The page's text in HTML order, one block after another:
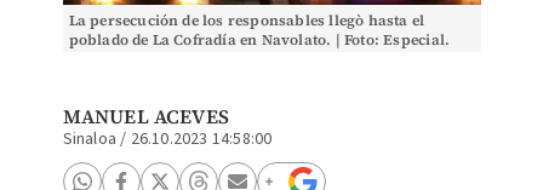
La persecución de los responsables llegò hasta el
poblado de La Cofradía en Navolato. | Foto: Especial.
MANUEL ACEVES
Sinaloa / 26.10.2023 14:58:00